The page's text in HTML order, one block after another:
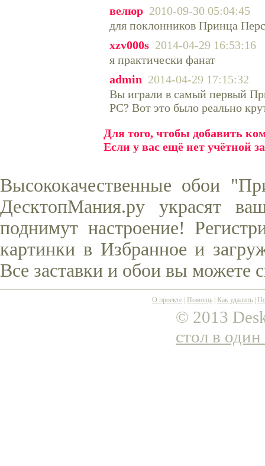
велюр 2010-09-30 05:04:45
для поклонников Принца
xzv000s 2014-04-29 16:53:16
я практически фанат
admin 2014-04-29 17:15:32
Вы играли в самый первый
PC? Вот это было реально
Для того, чтобы добавить
Если у вас ещё нет учётной
Высококачественные обои
ДесктопМания.ру украсят
поднимут настроение!
картинки в Избранное и
Все заставки и обои вы можете
О проекте Помощь Как удалить
© 2013
стол в